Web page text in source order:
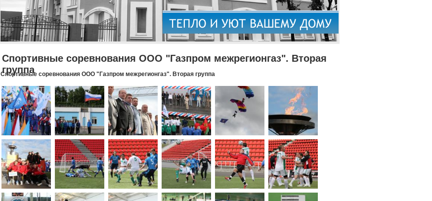
Спортивные соревнования ООО "Газпром межрегионгаз". Вторая
группа
Спортивные соревнования ООО "Газпром межрегионгаз". Вторая группа